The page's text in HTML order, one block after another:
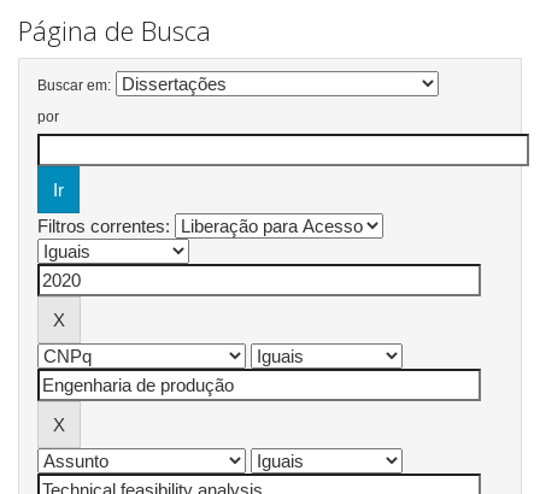
Página de Busca
Buscar em:
por
Filtros correntes: